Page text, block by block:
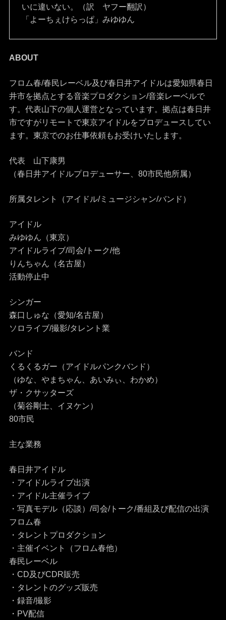
いに違いない。（訳　ヤフー翻訳）
「よーちぇけらっぱ」みゆゆん
ABOUT
フロム春/春民レーベル及び春日井アイドルは愛知県春日
井市を拠点とする音楽プロダクション/音楽レーベルで
す。代表山下の個人運営となっています。拠点は春日井
市ですがリモートで東京アイドルをプロデュースしてい
ます。東京でのお仕事依頼もお受けいたします。
代表 山下康男
（春日井アイドルプロデューサー、80市民他所属）
所属タレント（アイドル/ミュージシャン/バンド）
アイドル
みゆゆん（東京）
アイドルライブ/司会/トーク/他
りんちゃん（名古屋）
活動停止中
シンガー
森口しゅな（愛知/名古屋）
ソロライブ/撮影/タレント業
バンド
くるくるガー（アイドルパンクバンド）
（ゆな、やまちゃん、あいみぃ、わかめ）
ザ・クサッターズ
（菊谷剛士、イヌケン）
80市民
主な業務
春日井アイドル
・アイドルライブ出演
・アイドル主催ライブ
・写真モデル（応談）/司会/トーク/番組及び配信の出演
フロム春
・タレントプロダクション
・主催イベント（フロム春他）
春民レーベル
・CD及びCDR販売
・タレントのグッズ販売
・録音/撮影
・PV配信